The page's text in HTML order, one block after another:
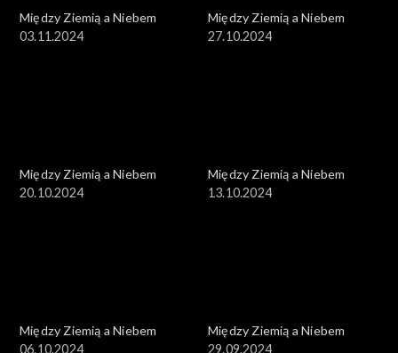
Między Ziemią a Niebem
03.11.2024
Między Ziemią a Niebem
27.10.2024
Między Ziemią a Niebem
20.10.2024
Między Ziemią a Niebem
13.10.2024
Między Ziemią a Niebem
06.10.2024
Między Ziemią a Niebem
29.09.2024